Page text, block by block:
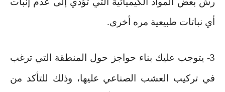
أي نباتات طبيعية مره أخرى.
3-
يتوجب عليك بناء حواجز حول المنطقة التي ترغب
في تركيب العشب الصناعي عليها، وذلك للتأكد من